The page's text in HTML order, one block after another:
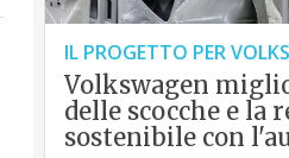
IL PROGETTO PER
Volkswagen
delle scocche e la
sostenibile con